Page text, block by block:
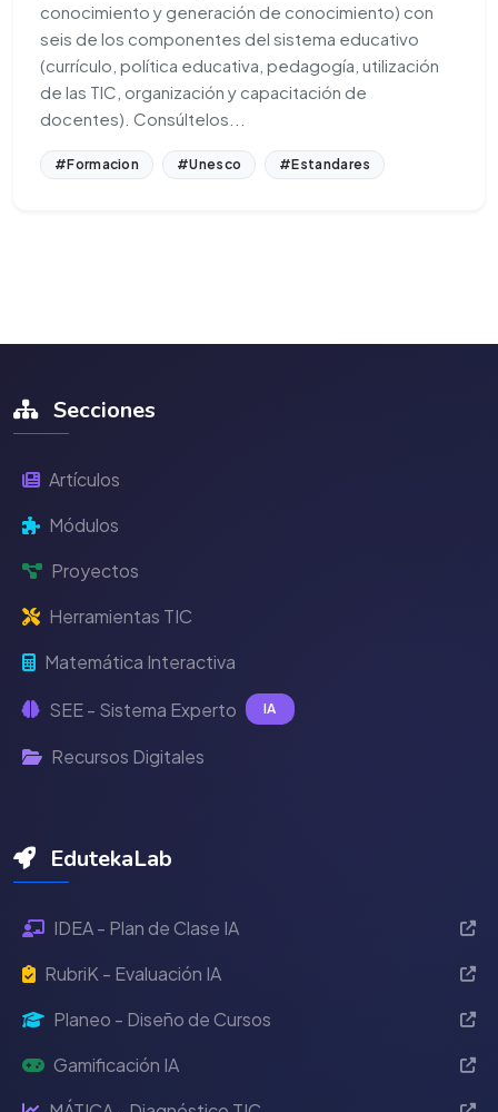
conocimiento y generación de conocimiento) con
seis de los componentes del sistema educativo
(currículo, política educativa, pedagogía, utilización
de las TIC, organización y capacitación de
docentes). Consúltelos...
#Formacion #Unesco #Estandares
Secciones
Artículos
Módulos
Proyectos
Herramientas TIC
Matemática Interactiva
SEE - Sistema Experto IA
Recursos Digitales
EdutekaLab
IDEA - Plan de Clase IA
RubriK - Evaluación IA
Planeo - Diseño de Cursos
Gamificación IA